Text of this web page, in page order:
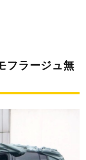
フラージュ無